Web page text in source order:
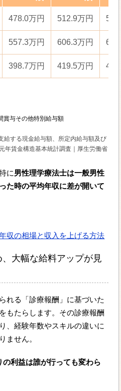
478.0万円 512.9万円
557.3万円 606.3万円
398.7万円 419.5万円
賞与その他特別給与額
給する現金給与額、所定内給与額及び
年賃金構造基本統計調査｜厚生労働省
に男性理学療法士は一般男性
た時の平均年収に差が開いて
収の相場と収入を上げる方法
大幅な給料アップが見
れる「診療報酬」に基づいた
もたらします。その診療報酬
、経験年数やスキルの違いに
ません。
の利益は誰が行っても変わら